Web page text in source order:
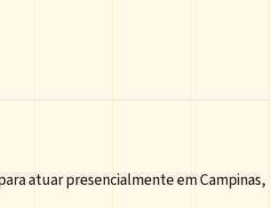
atuar presencialmente em Campinas,